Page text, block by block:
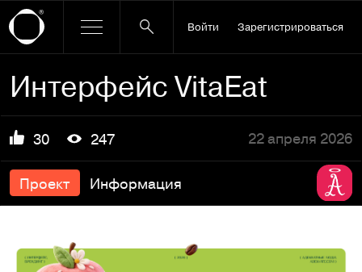
Войти Зарегистрироваться
Интерфейс VitaEat
30 247 22 апреля 2026
Проект Информация